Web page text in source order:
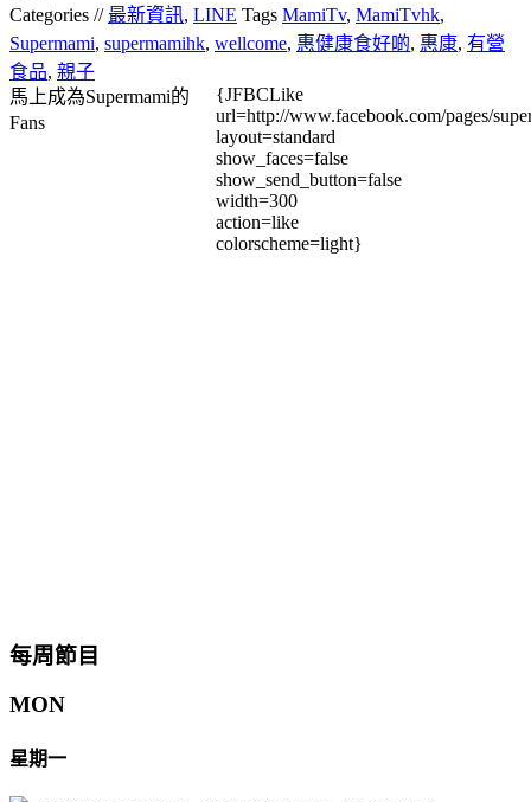
Categories // 最新資訊, LINE Tags MamiTv, MamiTvhk,
Supermami, supermamihk, wellcome, 惠健康食好啲, 惠康, 有營
食品, 親子
馬上成為Supermami的
Fans
{JFBCLike
url=http://www.facebook.com/pages/
layout=standard
show_faces=false
show_send_button=false
width=300
action=like
colorscheme=light}
每周節目
MON
星期一